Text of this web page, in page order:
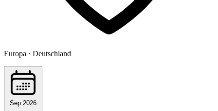
Europa · Deutschland
Sep 2026